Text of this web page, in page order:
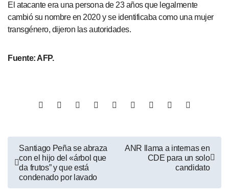
El atacante era una persona de 23 años que legalmente
cambió su nombre en 2020 y se identificaba como una mujer
transgénero, dijeron las autoridades.
Fuente: AFP.
Santiago Peña se abraza
con el hijo del «árbol que
da frutos” y que está
condenado por lavado
ANR llama a internas en
CDE para un solo
candidato